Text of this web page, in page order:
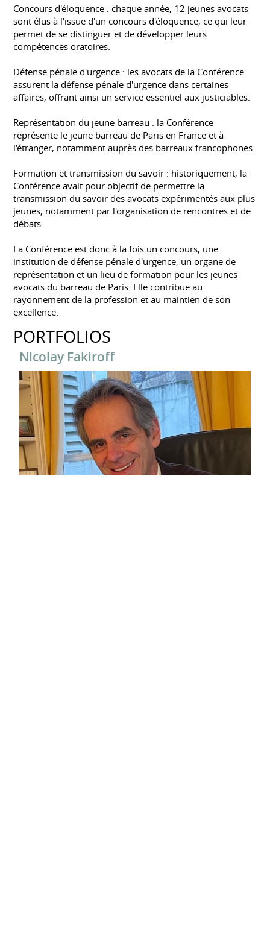
Concours d'éloquence : chaque année, 12 jeunes avocats
sont élus à l'issue d'un concours d'éloquence, ce qui leur
permet de se distinguer et de développer leurs
compétences oratoires.
Défense pénale d'urgence : les avocats de la Conférence
assurent la défense pénale d'urgence dans certaines
affaires, offrant ainsi un service essentiel aux justiciables.
Représentation du jeune barreau : la Conférence
représente le jeune barreau de Paris en France et à
l'étranger, notamment auprès des barreaux francophones.
Formation et transmission du savoir : historiquement, la
Conférence avait pour objectif de permettre la
transmission du savoir des avocats expérimentés aux plus
jeunes, notamment par l'organisation de rencontres et de
débats.
La Conférence est donc à la fois un concours, une
institution de défense pénale d'urgence, un organe de
représentation et un lieu de formation pour les jeunes
avocats du barreau de Paris. Elle contribue au
rayonnement de la profession et au maintien de son
excellence.
PORTFOLIOS
Nicolay Fakiroff